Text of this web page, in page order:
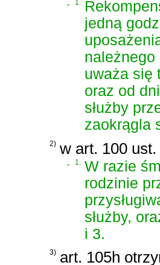
„ 1.
jedną
uważa się
oraz od
służby
zaokrągla
2) w art. 100
1.
W razie
rodzinie
służby,
i 3.
3) art. 105h